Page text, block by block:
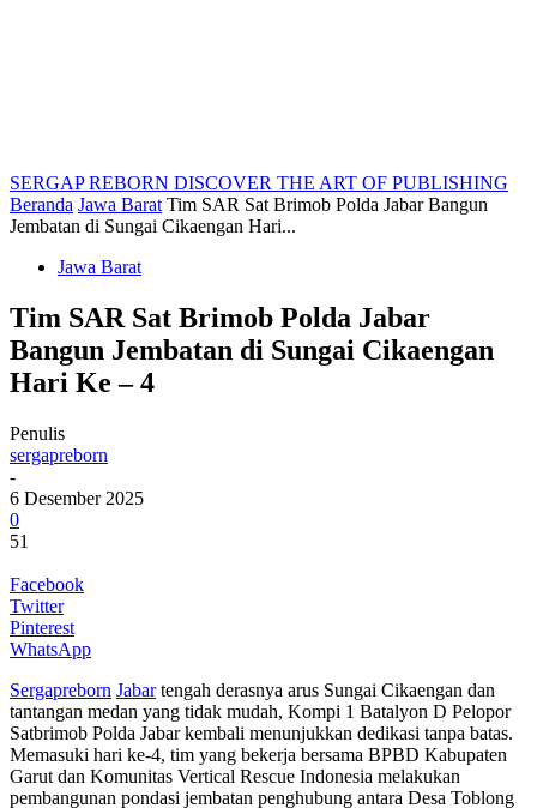
SERGAP REBORN DISCOVER THE ART OF PUBLISHING
Beranda Jawa Barat Tim SAR Sat Brimob Polda Jabar Bangun
Jembatan di Sungai Cikaengan Hari...
Jawa Barat
Tim SAR Sat Brimob Polda Jabar
Bangun Jembatan di Sungai Cikaengan
Hari Ke – 4
Penulis
sergapreborn
-
6 Desember 2025
0
51
Facebook
Twitter
Pinterest
WhatsApp
Sergapreborn Jabartengah derasnya arus Sungai Cikaengan dan
tantangan medan yang tidak mudah, Kompi 1 Batalyon D Pelopor
Satbrimob Polda Jabar kembali menunjukkan dedikasi tanpa batas.
Memasuki hari ke-4, tim yang bekerja bersama BPBD Kabupaten
Garut dan Komunitas Vertical Rescue Indonesia melakukan
pembangunan pondasi jembatan penghubung antara Desa Toblong